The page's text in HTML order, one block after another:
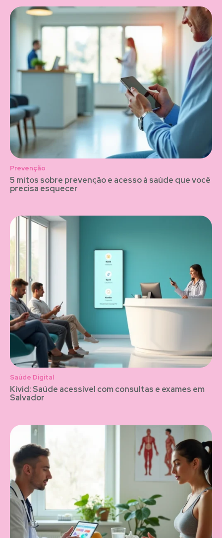
Prevenção
5 mitos sobre prevenção e acesso à saúde que você
precisa esquecer
Saúde Digital
Kivid: Saúde acessível com consultas e exames em
Salvador